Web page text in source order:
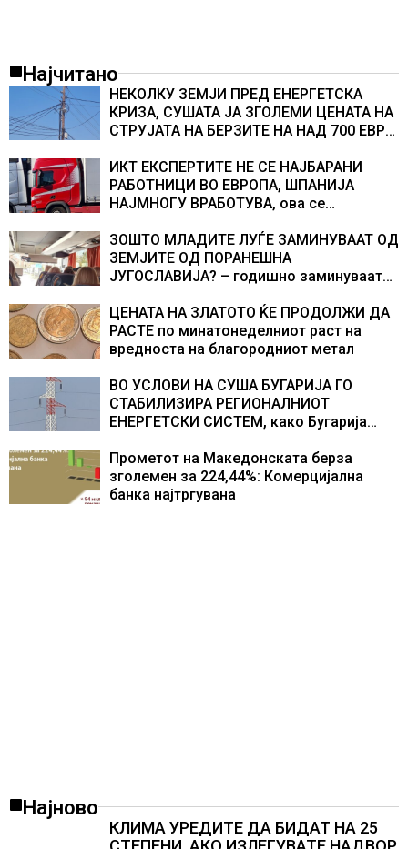
Најчитано
НЕКОЛКУ ЗЕМЈИ ПРЕД ЕНЕРГЕТСКА
КРИЗА, СУШАТА ЈА ЗГОЛЕМИ ЦЕНАТА НА
СТРУЈАТА НА БЕРЗИТЕ НА НАД 700 ЕВРА
ИКТ ЕКСПЕРТИТЕ НЕ СЕ НАЈБАРАНИ
РАБОТНИЦИ ВО ЕВРОПА, ШПАНИЈА
НАЈМНОГУ ВРАБОТУВА, oва се
година
ЗОШТО МЛАДИТЕ ЛУЃЕ ЗАМИНУВААТ ОД
ЗЕМЈИТЕ ОД ПОРАНЕШНА
ЈУГОСЛАВИЈА? – годишно заминуваат
Хрватска
ЦЕНАТА НА ЗЛАТОТО ЌЕ ПРОДОЛЖИ ДА
РАСТЕ по минатонеделниот раст на
вредноста на благородниот метал
ВО УСЛОВИ НА СУША БУГАРИЈА ГО
СТАБИЛИЗИРА РЕГИОНАЛНИОТ
ЕНЕРГЕТСКИ СИСТЕМ, како Бугарија
складирање на енергија од батерии
Прометот на Македонската берза
зголемен за 224,44%: Комерцијална
банка најтргувана
Најново
КЛИМА УРЕДИТЕ ДА БИДАТ НА 25